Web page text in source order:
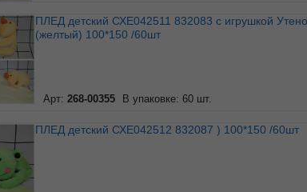
ПЛЕД детский СХЕ042511 832083 с игрушкой Утенок
(желтый) 100*150 /60шт
Арт: 268-00355 В упаковке: 60 шт.
ПЛЕД детский СХЕ042512 832087 ) 100*150 /60шт